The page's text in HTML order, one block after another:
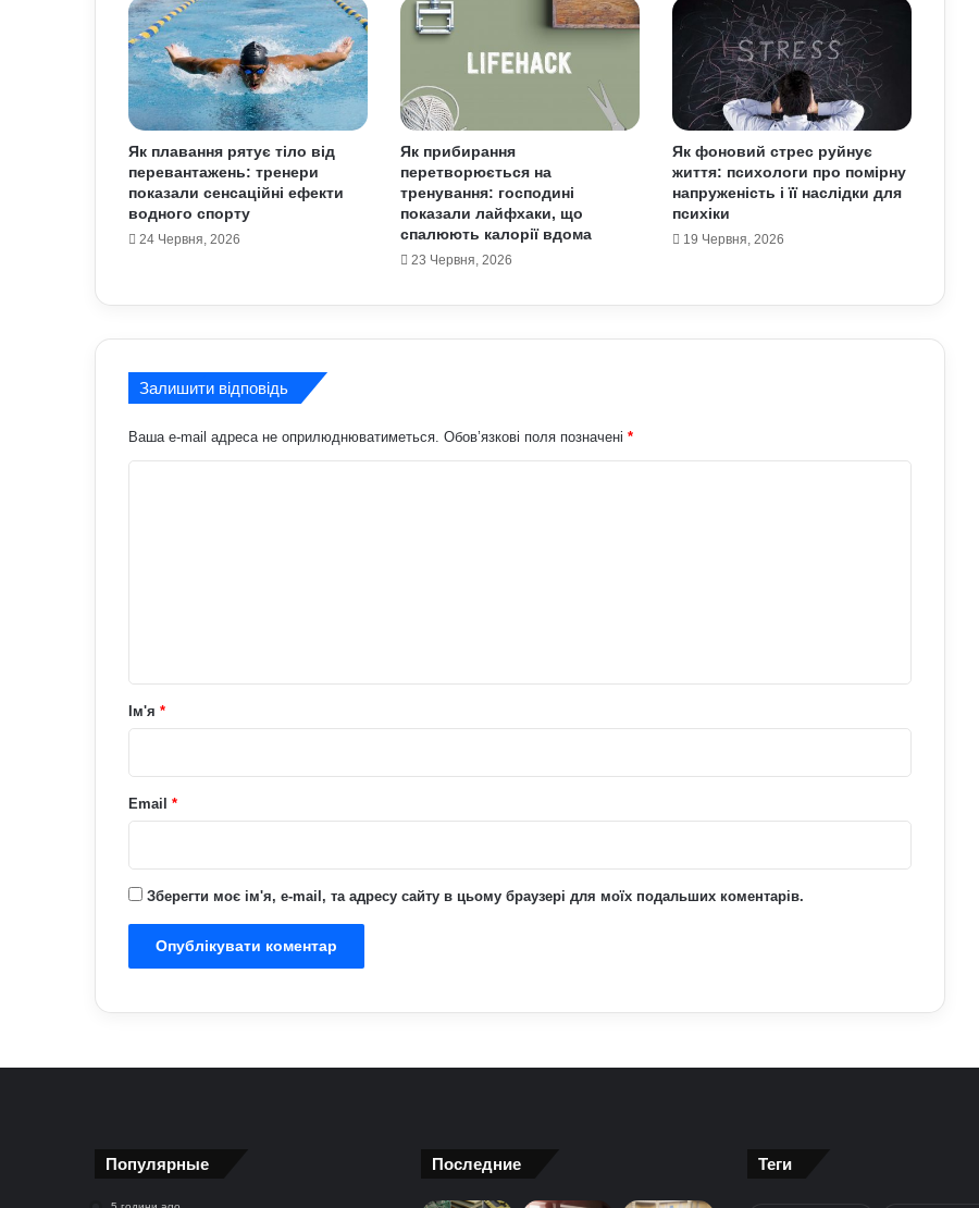
відновлення
Для чого дітям спортивні ігри:
розвиток тіла й мислення через
активність
Як правильно готуватися до спорту:
прості кроки, що захищають тіло від
перевантажень
Як плавання рятує тіло від
перевантажень: тренери
показали сенсаційні ефекти
водного спорту
24 Червня, 2026
Як прибирання
перетворюється на
тренування: господині
показали лайфхаки, що
спалюють калорії вдома
23 Червня, 2026
Як фоновий стрес руйнує
життя: психологи про помірну
напруженість і її наслідки для
психіки
19 Червня, 2026
Залишити відповідь
Ваша e-mail адреса не оприлюднюватиметься. Обов’язкові поля позначені *
р
*
Ім'я *
Email *
Зберегти моє ім'я, e-mail, та адресу сайту в цьому браузері для моїх подальших коментарів.
Популярные Последние Теги